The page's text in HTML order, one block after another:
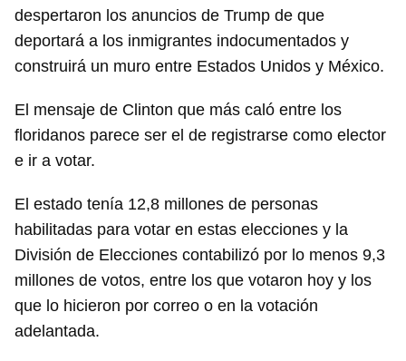
despertaron los anuncios de Trump de que
deportará a los inmigrantes indocumentados y
construirá un muro entre Estados Unidos y México.
El mensaje de Clinton que más caló entre los
floridanos parece ser el de registrarse como elector
e ir a votar.
El estado tenía 12,8 millones de personas
habilitadas para votar en estas elecciones y la
División de Elecciones contabilizó por lo menos 9,3
millones de votos, entre los que votaron hoy y los
que lo hicieron por correo o en la votación
adelantada.